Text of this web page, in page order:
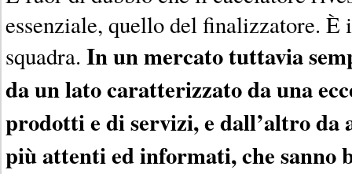
essenziale, quello del finalizzatore. È
squadra. In un mercato tuttavia
da un lato caratterizzato da una
prodotti e di servizi, e dall’altro da
più attenti ed informati, che sanno